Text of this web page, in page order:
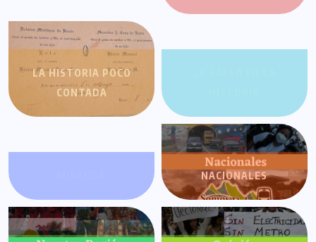
LA HISTORIA POCO
CONTADA
NACIONALES